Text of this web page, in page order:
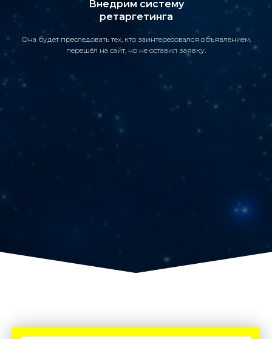
Внедрим систему
ретаргетинга
Она будет преследовать тех, кто заинтересовался объявлением,
перешёл на сайт, но не оставил заявку.